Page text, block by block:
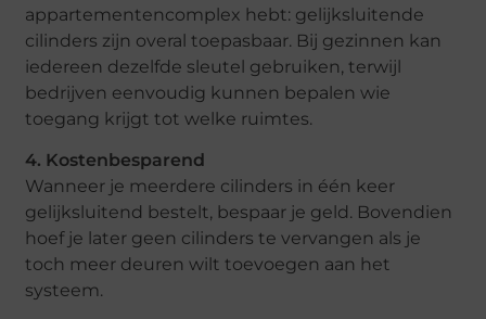
appartementencomplex hebt: gelijksluitende
cilinders zijn overal toepasbaar. Bij gezinnen kan
iedereen dezelfde sleutel gebruiken, terwijl
bedrijven eenvoudig kunnen bepalen wie
toegang krijgt tot welke ruimtes.
4. Kostenbesparend
Wanneer je meerdere cilinders in één keer
gelijksluitend bestelt, bespaar je geld. Bovendien
hoef je later geen cilinders te vervangen als je
toch meer deuren wilt toevoegen aan het
systeem.